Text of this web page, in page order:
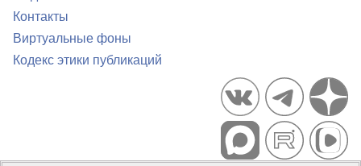
Контакты
Виртуальные фоны
Кодекс этики публикаций